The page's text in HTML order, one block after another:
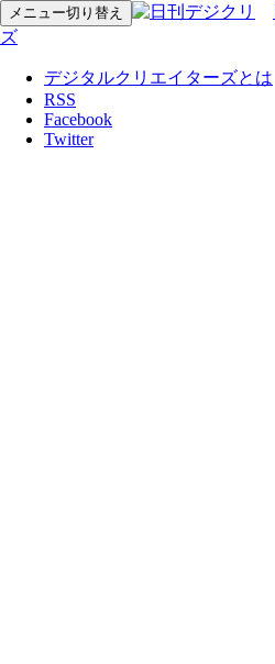
メニュー切り替え
ズ
デジタルクリエイターズとは
RSS
Facebook
Twitter